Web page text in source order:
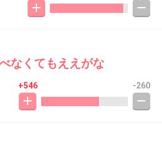
なくてもええがな
+546 -260